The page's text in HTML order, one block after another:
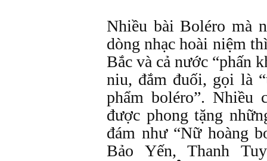
Nhiều bài Boléro mà
dòng nhạc hoài niệm
Bắc và cả nước “phấn
niu, đắm đuối, gọi là
phẩm boléro”. Nhiều
được phong tặng
đám như “Nữ hoàng
Bảo Yến, Thanh